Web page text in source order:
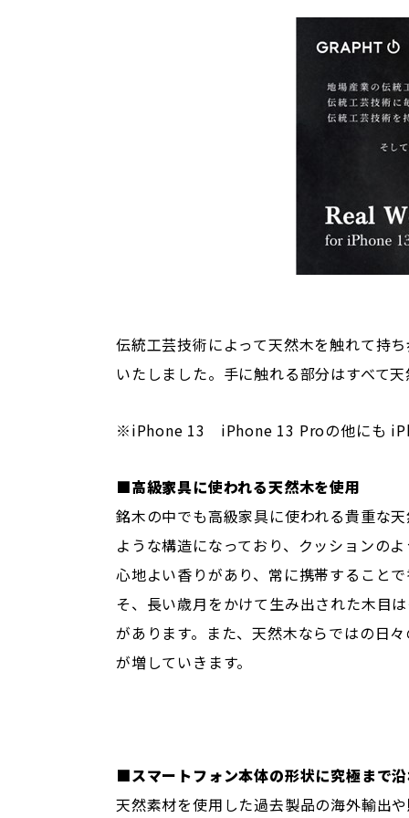
伝統工芸技術によって天然木を触れて持
いたしました。手に触れる部分はすべて
※iPhone 13 iPhone 13 Proの他にも
■高級家具に使われる天然木を使用
銘木の中でも高級家具に使われる貴重な
ような構造になっており、クッションの
心地よい香りがあり、常に携帯すること
そ、長い歳月をかけて生み出された木目
があります。また、天然木ならではの日
が増していきます。
■スマートフォン本体の形状に究極まで
天然素材を使用した過去製品の海外輸出